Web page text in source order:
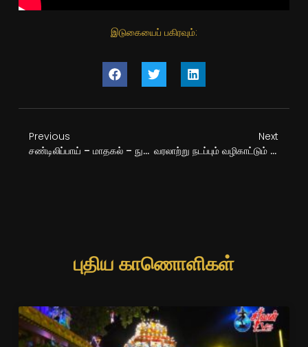
இடுகையைப் பகிரவும்:
Previous
சண்டிலிப்பாய் – மாதகல் – நுணசை – கூடல்விளாத்தி அருள்மிகு ஸ்ரீ சாந்தநாயகி சமேத சந்திரமௌலீஸ்வரர் கோவில் தீர்த்தத்திருவிழா 20.02.2019
Next
வரலாற்று நடப்பும் வழிகாட்டும் விழிப்பும் சிறப்புகவியரங்கம்
புதிய காணொளிகள்